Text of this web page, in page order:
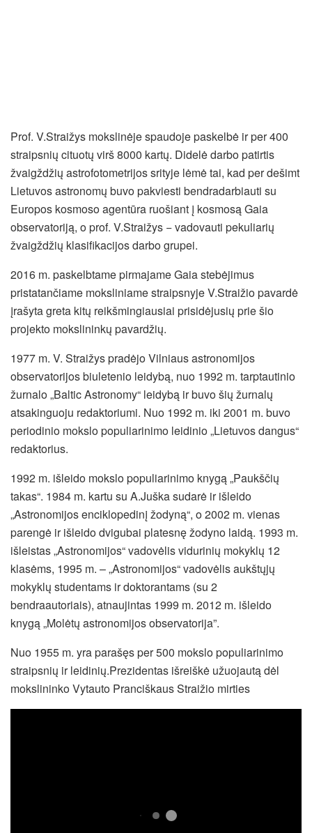
Prof. V.Straižys mokslinėje spaudoje paskelbė ir per 400
straipsnių cituotų virš 8000 kartų. Didelė darbo patirtis
žvaigždžių astrofotometrijos srityje lėmė tai, kad per dešimt
Lietuvos astronomų buvo pakviesti bendradarbiauti su
Europos kosmoso agentūra ruošiant į kosmosą Gaia
observatoriją, o prof. V.Straižys − vadovauti pekuliarių
žvaigždžių klasifikacijos darbo grupei.
2016 m. paskelbtame pirmajame Gaia stebėjimus
pristatančiame moksliniame straipsnyje V.Straižio pavardė
įrašyta greta kitų reikšmingiausiai prisidėjusių prie šio
projekto mokslininkų pavardžių.
1977 m. V. Straižys pradėjo Vilniaus astronomijos
observatorijos biuletenio leidybą, nuo 1992 m. tarptautinio
žurnalo „Baltic Astronomy“ leidybą ir buvo šių žurnalų
atsakinguoju redaktoriumi. Nuo 1992 m. iki 2001 m. buvo
periodinio mokslo populiarinimo leidinio „Lietuvos dangus“
redaktorius.
1992 m. išleido mokslo populiarinimo knygą „Paukščių
takas“. 1984 m. kartu su A.Juška sudarė ir išleido
„Astronomijos enciklopedinį žodyną“, o 2002 m. vienas
parengė ir išleido dvigubai platesnę žodyno laidą. 1993 m.
išleistas „Astronomijos“ vadovėlis vidurinių mokyklų 12
klasėms, 1995 m. – „Astronomijos“ vadovėlis aukštųjų
mokyklų studentams ir doktorantams (su 2
bendraautoriais), atnaujintas 1999 m. 2012 m. išleido
knygą „Molėtų astronomijos observatorija”.
Nuo 1955 m. yra parašęs per 500 mokslo populiarinimo
straipsnių ir leidinių.Prezidentas išreiškė užuojautą dėl
mokslininko Vytauto Pranciškaus Straižio mirties